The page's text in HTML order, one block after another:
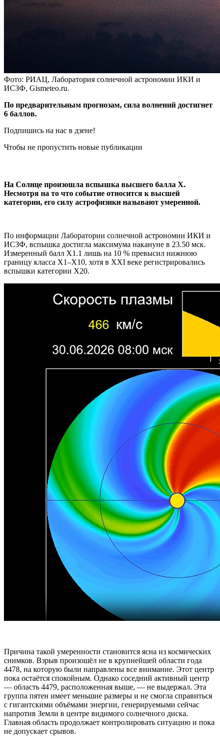
Фото: РИАЦ, Лаборатория солнечной астрономии ИКИ и
ИСЗФ, Gismeteo.ru.
По предварительным прогнозам, сила волнений достигнет
6 баллов.
Подпишись на нас в дзене!
Чтобы не пропустить новые публикации
На Солнце произошла вспышка высшего балла X.
Несмотря на то что событие относится к высшей
категории, его силу астрофизики называют умеренной.
По информации Лаборатории солнечной астрономии ИКИ и
ИСЗФ, вспышка достигла максимума накануне в 23.50 мск.
Измеренный балл X1.1 лишь на 10 % превысил нижнюю
границу класса X1–X10, хотя в XXI веке регистрировались
вспышки категории X20.
Причина такой умеренности становится ясна из космических
снимков. Взрыв произошёл не в крупнейшей области года
4478, на которую были направлены все внимание. Этот центр
пока остаётся спокойным. Однако соседний активный центр
— область 4479, расположенная выше, — не выдержал. Эта
группа пятен имеет меньшие размеры и не смогла справиться
с гигантскими объёмами энергии, генерируемыми сейчас
напротив Земли в центре видимого солнечного диска.
Главная область продолжает контролировать ситуацию и пока
не допускает срывов.